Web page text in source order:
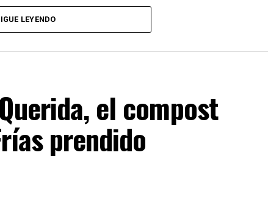
y suscríbete a Foco Panamá.
aquí
LEYENDO
el compost
prendido